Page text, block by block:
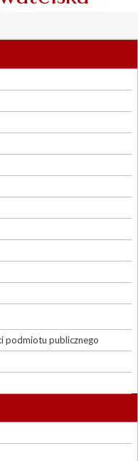
podmiotu publicznego